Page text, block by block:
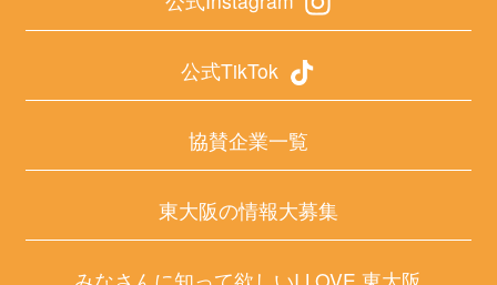
公式TikTok
協賛企業一覧
東大阪の情報大募集
みなさんに知って欲しいI LOVE 東大阪